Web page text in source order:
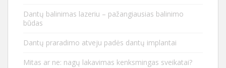
Dantų balinimas lazeriu – pažangiausias balinimo
būdas
Dantų praradimo atveju padės dantų implantai
Mitas ar ne: nagų lakavimas kenksmingas sveikatai?